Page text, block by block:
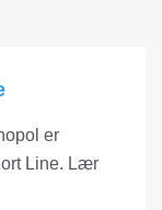
er
Line. Lær